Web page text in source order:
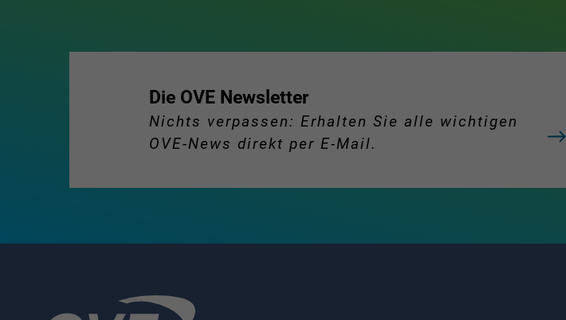
Die OVE Newsletter
Nichts verpassen: Erhalten Sie alle wichtigen
OVE-News direkt per E-Mail.